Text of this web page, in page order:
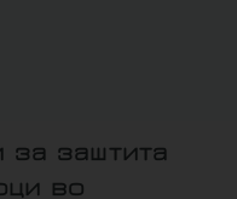
заштита
во